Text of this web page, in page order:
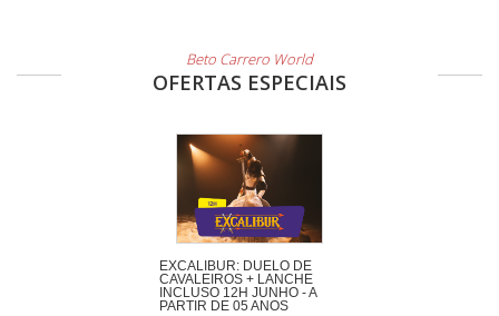
Beto Carrero World
OFERTAS ESPECIAIS
EXCALIBUR: DUELO DE
CAVALEIROS + LANCHE
INCLUSO 12H JUNHO - A
PARTIR DE 05 ANOS